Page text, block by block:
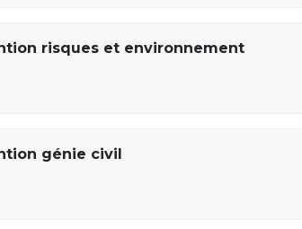
risques et environnement
génie civil